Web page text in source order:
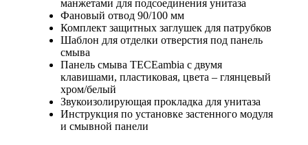
манжетами для подсоединения унитаза
Фановый отвод 90/100 мм
Комплект защитных заглушек для патрубков
Шаблон для отделки отверстия под панель
смыва
Панель смыва ТЕСЕambia с двумя
клавишами, пластиковая, цвета – глянцевый
хром/белый
Звукоизолирующая прокладка для унитаза
Инструкция по установке застенного модуля
и смывной панели